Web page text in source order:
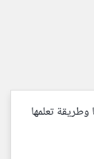
تعلمها